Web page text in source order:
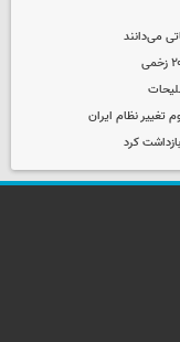
می‌دانند
نظام ایران
کرد